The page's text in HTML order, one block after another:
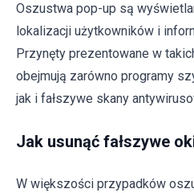
Oszustwa pop-up są
lokalizacji użytkowników i
Przynęty prezentowane w
obejmują zarówno programy
jak i fałszywe skany
Jak usunąć fałszywe
W większości przypadków